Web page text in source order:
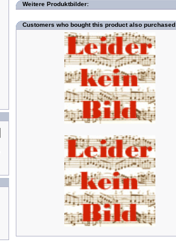
Weitere Produktbilder:
Customers who bought this product also purchased